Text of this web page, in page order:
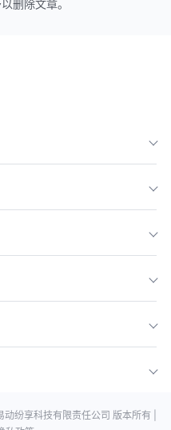
删除文章。
纷享科技有限责任公司 版本所有 |